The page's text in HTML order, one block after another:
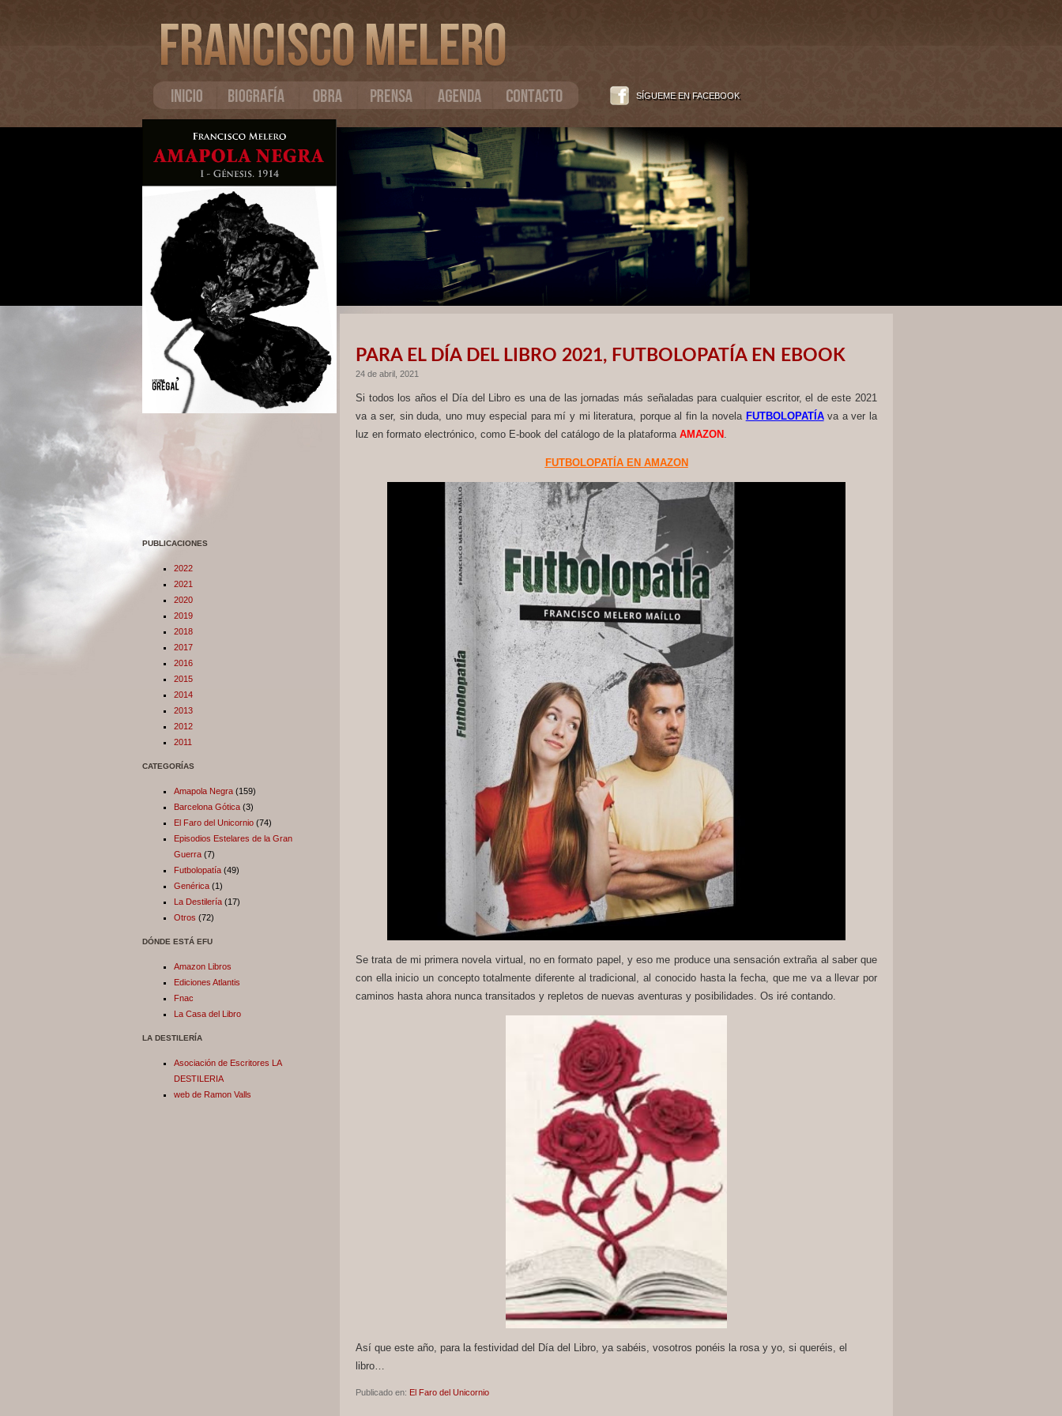
SÍGUEME EN FACEBOOK
PUBLICACIONES
2022
2021
2020
2019
2018
2017
2016
2015
2014
2013
2012
2011
CATEGORÍAS
Amapola Negra (159)
Barcelona Gótica (3)
El Faro del Unicornio (74)
Episodios Estelares de la Gran
Guerra (7)
Futbolopatía (49)
Genérica (1)
La Destilería (17)
Otros (72)
DÓNDE ESTÁ EFU
Amazon Libros
Ediciones Atlantis
Fnac
La Casa del Libro
LA DESTILERÍA
Asociación de Escritores LA
DESTILERIA
web de Ramon Valls
PARA EL DÍA DEL LIBRO 2021, FUTBOLOPATÍA EN EBOOK
24 de abril, 2021
Si todos los años el Día del Libro es una de las jornadas más señaladas para cualquier escritor, el de este 2021
va a ser, sin duda, uno muy especial para mí y mi literatura, porque al fin la novela FUTBOLOPATÍAva a ver la
luz en formato electrónico, como E-book del catálogo de la plataforma AMAZON .
FUTBOLOPATÍA EN AMAZON
Se trata de mi primera novela virtual, no en formato papel, y eso me produce una sensación extraña al saber que
con ella inicio un concepto totalmente diferente al tradicional, al conocido hasta la fecha, que me va a llevar por
caminos hasta ahora nunca transitados y repletos de nuevas aventuras y posibilidades. Os iré contando.
Así que este año, para la festividad del Día del Libro, ya sabéis, vosotros ponéis la rosa y yo, si queréis, el
libro…
Publicado en: El Faro del Unicornio